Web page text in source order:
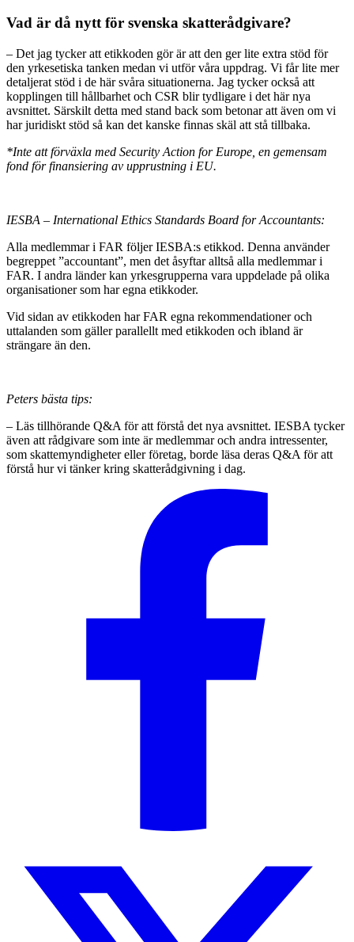
Vad är då nytt för svenska skatterådgivare?
– Det jag tycker att etikkoden gör är att den ger lite extra stöd för
den yrkesetiska tanken medan vi utför våra uppdrag. Vi får lite mer
detaljerat stöd i de här svåra situationerna. Jag tycker också att
kopplingen till hållbarhet och CSR blir tydligare i det här nya
avsnittet. Särskilt detta med stand back som betonar att även om vi
har juridiskt stöd så kan det kanske finnas skäl att stå tillbaka.
*Inte att förväxla med Security Action for Europe, en gemensam
fond för finansiering av upprustning i EU.
IESBA – International Ethics Standards Board for Accountants:
Alla medlemmar i FAR följer IESBA:s etikkod. Denna använder
begreppet ”accountant”, men det åsyftar alltså alla medlemmar i
FAR. I andra länder kan yrkesgrupperna vara uppdelade på olika
organisationer som har egna etikkoder.
Vid sidan av etikkoden har FAR egna rekommendationer och
uttalanden som gäller parallellt med etikkoden och ibland är
strängare än den.
Peters bästa tips:
– Läs tillhörande Q&A för att förstå det nya avsnittet. IESBA tycker
även att rådgivare som inte är medlemmar och andra intressenter,
som skattemyndigheter eller företag, borde läsa deras Q&A för att
förstå hur vi tänker kring skatterådgivning i dag.